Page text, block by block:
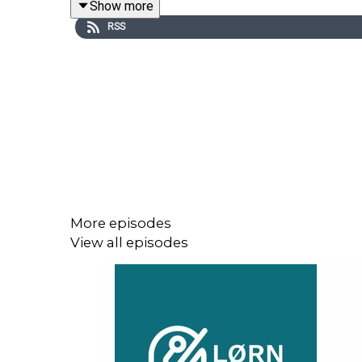
— Både skaff relasjoner, men ta også vare på
Hvordan bli en god kundeservice-person
Lese mellom linjene i kundeservice setting
Show more
RSS
More episodes
View all episodes